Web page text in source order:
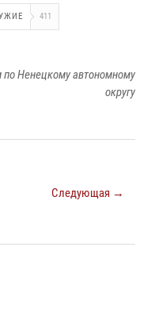
411
Ненецкому автономному
округу
Следующая →